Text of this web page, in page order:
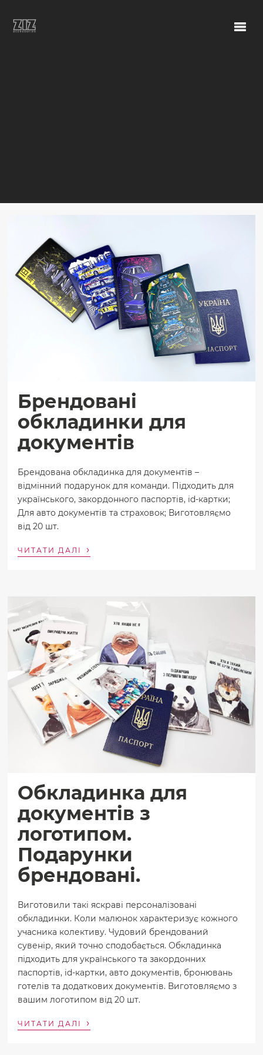
Брендовані
обкладинки для
документів
Брендована обкладинка для документів –
відмінний подарунок для команди. Підходить для
українського, закордонного паспортів, id-картки;
Для авто документів та страховок; Виготовляємо
від 20 шт.
ЧИТАТИ ДАЛІ ›
Обкладинка для
документів з
логотипом.
Подарунки
брендовані.
Виготовили такі яскраві персоналізовані
обкладинки. Коли малюнок характеризує кожного
учасника колективу. Чудовий брендований
сувенір, який точно сподобається. Обкладинка
підходить для українського та закордонних
паспортів, id-картки, авто документів, бронювань
готелів та додаткових документів. Виготовляємо з
вашим логотипом від 20 шт.
ЧИТАТИ ДАЛІ ›